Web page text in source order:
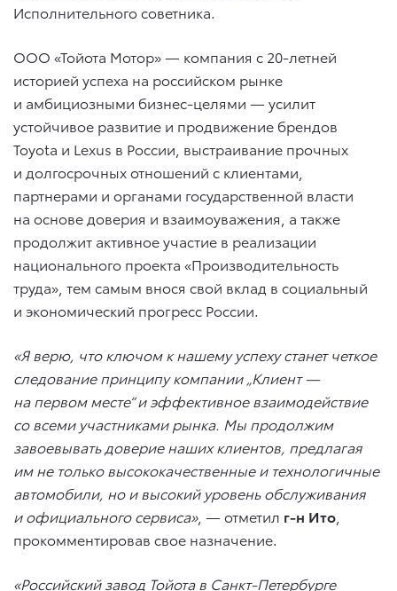
Исполнительного советника.
ООО «Тойота Мотор» — компания с 20-летней
историей успеха на российском рынке
и амбициозными бизнес-целями — усилит
устойчивое развитие и продвижение брендов
Toyota и Lexus в России, выстраивание прочных
и долгосрочных отношений с клиентами,
партнерами и органами государственной власти
на основе доверия и взаимоуважения, а также
продолжит активное участие в реализации
национального проекта «Производительность
труда», тем самым внося свой вклад в социальный
и экономический прогресс России.
«Я верю, что ключом к нашему успеху станет четкое
следование принципу компании „Клиент —
на первом месте“ и эффективное взаимодействие
со всеми участниками рынка. Мы продолжим
завоевывать доверие наших клиентов, предлагая
им не только высококачественные и технологичные
автомобили, но и высокий уровень обслуживания
и официального сервиса», — отметил г-н Ито
прокомментировав свое назначение.
«Российский завод Тойота в Санкт-Петербурге